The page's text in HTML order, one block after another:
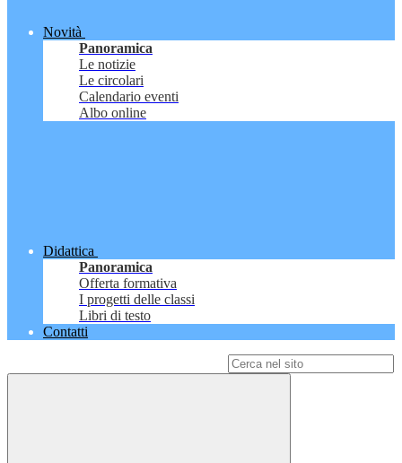
Novità
Panoramica
Le notizie
Le circolari
Calendario eventi
Albo online
Didattica
Panoramica
Offerta formativa
I progetti delle classi
Libri di testo
Contatti